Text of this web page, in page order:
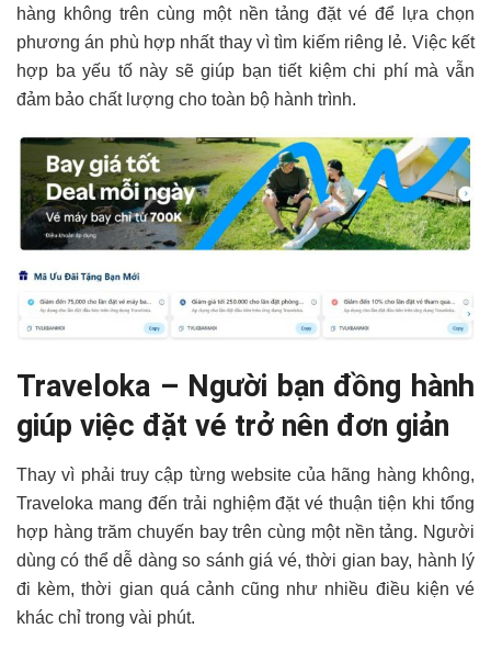
hàng không trên cùng một nền tảng đặt vé để lựa chọn
phương án phù hợp nhất thay vì tìm kiếm riêng lẻ. Việc kết
hợp ba yếu tố này sẽ giúp bạn tiết kiệm chi phí mà vẫn
đảm bảo chất lượng cho toàn bộ hành trình.
Traveloka – Người bạn đồng hành
giúp việc đặt vé trở nên đơn giản
Thay vì phải truy cập từng website của hãng hàng không,
Traveloka mang đến trải nghiệm đặt vé thuận tiện khi tổng
hợp hàng trăm chuyến bay trên cùng một nền tảng. Người
dùng có thể dễ dàng so sánh giá vé, thời gian bay, hành lý
đi kèm, thời gian quá cảnh cũng như nhiều điều kiện vé
khác chỉ trong vài phút.